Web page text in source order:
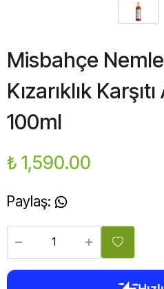
Misbahçe
Kızarıklık
100ml
₺ 1,590.00
Paylaş: